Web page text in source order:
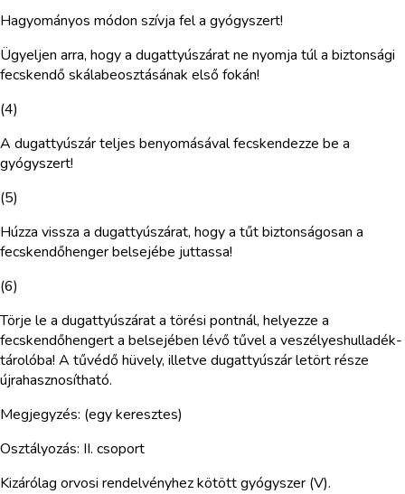
Hagyományos módon szívja fel a gyógyszert!
Ügyeljen arra, hogy a dugattyúszárat ne nyomja túl a biztonsági
fecskendő skálabeosztásának első fokán!
(4)
A dugattyúszár teljes benyomásával fecskendezze be a
gyógyszert!
(5)
Húzza vissza a dugattyúszárat, hogy a tűt biztonságosan a
fecskendőhenger belsejébe juttassa!
(6)
Törje le a dugattyúszárat a törési pontnál, helyezze a
fecskendőhengert a belsejében lévő tűvel a veszélyeshulladék-
tárolóba! A tűvédő hüvely, illetve dugattyúszár letört része
újrahasznosítható.
Megjegyzés: (egy keresztes)
Osztályozás: II. csoport
Kizárólag orvosi rendelvényhez kötött gyógyszer (V).